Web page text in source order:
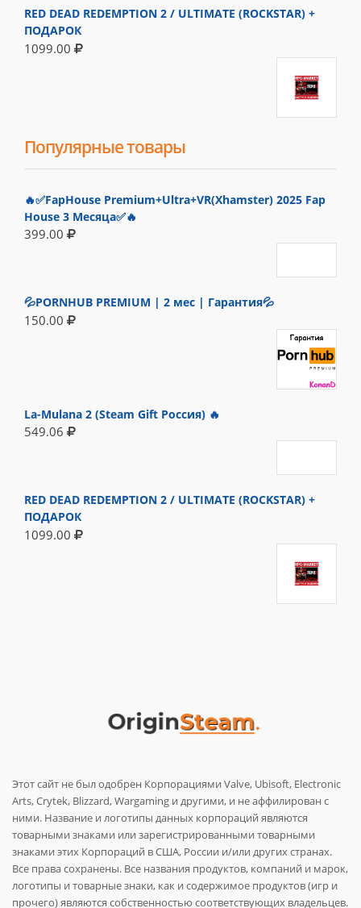
RED DEAD REDEMPTION 2 / ULTIMATE (ROCKSTAR) +
ПОДАРОК
1099.00
Популярные товары
🔥✅FapHouse Premium+Ultra+VR(Xhamster) 2025 Fap
House 3 Месяца✅🔥
399.00
💦PORNHUB PREMIUM | 2 мес | Гарантия💦
150.00
La-Mulana 2 (Steam Gift Россия) 🔥
549.06
RED DEAD REDEMPTION 2 / ULTIMATE (ROCKSTAR) +
ПОДАРОК
1099.00
Этот сайт не был одобрен Корпорациями Valve, Ubisoft, Electronic
Arts, Crytek, Blizzard, Wargaming и другими, и не аффилирован с
ними. Название и логотипы данных корпораций являются
товарными знаками или зарегистрированными товарными
знаками этих Корпораций в США, России и/или других странах.
Все права сохранены. Все названия продуктов, компаний и марок,
логотипы и товарные знаки, как и содержимое продуктов (игр и
прочего) являются собственностью соответствующих владельцев.